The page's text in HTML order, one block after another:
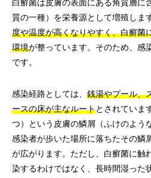
白癬菌は皮膚の表面にある角質層に
質の一種）を栄養源として増殖しま
度や温度が高くなりやすく、白癬菌
環境が整っています。そのため、感
です。
感染経路としては、 銭湯やプール、
ースの床が主なルートとされていま
つ）という皮膚の鱗屑（ふけのよう
感染者が歩いた場所に落ちたその鱗
が広がります。ただし、白癬菌に触
染するわけではなく、長時間湿った